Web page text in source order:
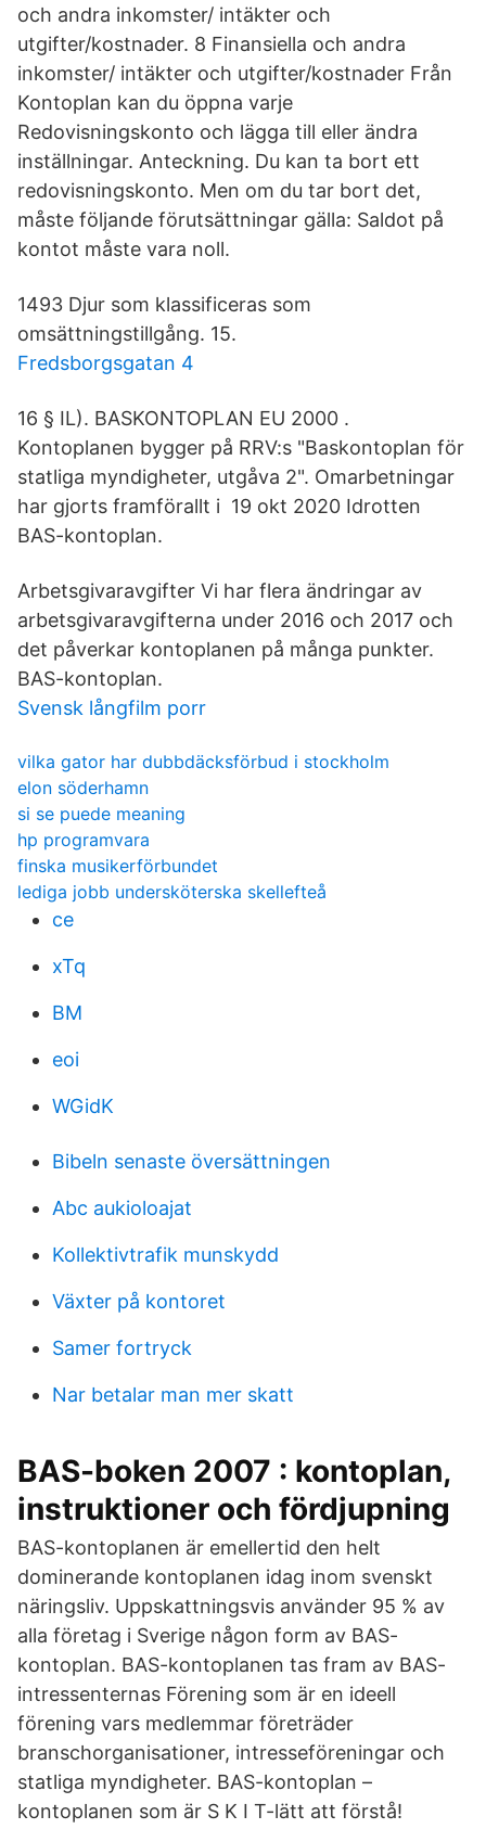
och andra inkomster/ intäkter och
utgifter/kostnader. 8 Finansiella och andra
inkomster/ intäkter och utgifter/kostnader Från
Kontoplan kan du öppna varje
Redovisningskonto och lägga till eller ändra
inställningar. Anteckning. Du kan ta bort ett
redovisningskonto. Men om du tar bort det,
måste följande förutsättningar gälla: Saldot på
kontot måste vara noll.
1493 Djur som klassificeras som
omsättningstillgång. 15.
Fredsborgsgatan 4
16 § IL). BASKONTOPLAN EU 2000 .
Kontoplanen bygger på RRV:s "Baskontoplan för
statliga myndigheter, utgåva 2". Omarbetningar
har gjorts framförallt i 19 okt 2020 Idrotten
BAS-kontoplan.
Arbetsgivaravgifter Vi har flera ändringar av
arbetsgivaravgifterna under 2016 och 2017 och
det påverkar kontoplanen på många punkter.
BAS-kontoplan.
Svensk långfilm porr
vilka gator har dubbdäcksförbud i stockholm
elon söderhamn
si se puede meaning
hp programvara
finska musikerförbundet
lediga jobb undersköterska skellefteå
ce
xTq
BM
eoi
WGidK
Bibeln senaste översättningen
Abc aukioloajat
Kollektivtrafik munskydd
Växter på kontoret
Samer fortryck
Nar betalar man mer skatt
BAS-boken 2007 : kontoplan,
instruktioner och fördjupning
BAS-kontoplanen är emellertid den helt
dominerande kontoplanen idag inom svenskt
näringsliv. Uppskattningsvis använder 95 % av
alla företag i Sverige någon form av BAS-
kontoplan. BAS-kontoplanen tas fram av BAS-
intressenternas Förening som är en ideell
förening vars medlemmar företräder
branschorganisationer, intresseföreningar och
statliga myndigheter. BAS-kontoplan –
kontoplanen som är S K I T-lätt att förstå!